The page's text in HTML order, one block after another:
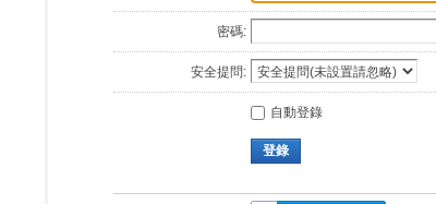
密碼:
安全提問:
自動登錄
登錄